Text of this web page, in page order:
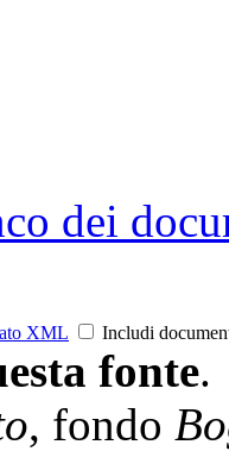
dei
XML Includi
fonte.
, fondo